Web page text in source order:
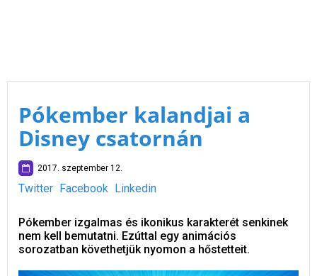
Pókember kalandjai a
Disney csatornán
2017. szeptember 12.
Twitter Facebook Linkedin
Pókember izgalmas és ikonikus karakterét senkinek
nem kell bemutatni. Ezúttal egy animációs
sorozatban követhetjük nyomon a hőstetteit.